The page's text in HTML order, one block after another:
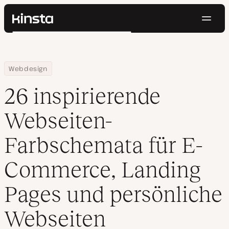
Kinsta®
Preise
Kontakt
Suchen
Home
Ressourcen Center
Webdesign
26 inspirierende Webseiten-Farbschemata für E-Commerce,
26 inspirierende
Webseiten-
Farbschemata für E-
Commerce, Landing
Pages und persönliche
Webseiten